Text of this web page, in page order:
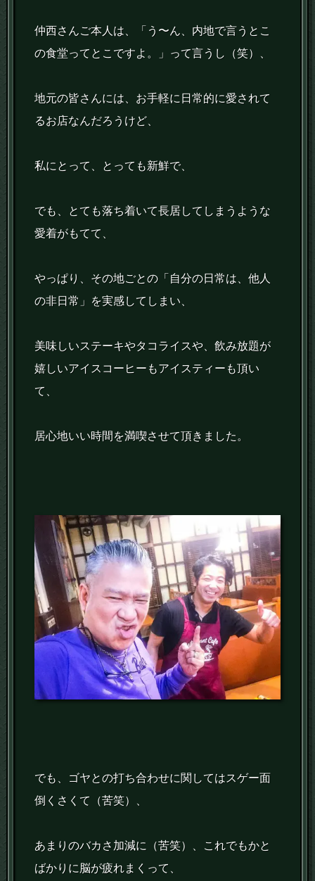
仲西さんご本人は、「う〜ん、内地で言うとこ
の食堂ってとこですよ。」って言うし（笑）、
地元の皆さんには、お手軽に日常的に愛されて
るお店なんだろうけど、
私にとって、とっても新鮮で、
でも、とても落ち着いて長居してしまうような
愛着がもてて、
やっぱり、その地ごとの「自分の日常は、他人
の非日常」を実感してしまい、
美味しいステーキやタコライスや、飲み放題が
嬉しいアイスコーヒーもアイスティーも頂い
て、
居心地いい時間を満喫させて頂きました。
でも、ゴヤとの打ち合わせに関してはスゲー面
倒くさくて（苦笑）、
あまりのバカさ加減に（苦笑）、これでもかと
ばかりに脳が疲れまくって、